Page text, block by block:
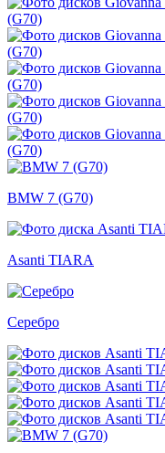
BMW 7 (G70)
Asanti TIARA
Серебро